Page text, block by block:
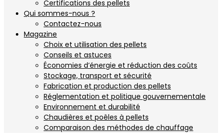
Certifications des pellets
Qui sommes-nous ?
Contactez-nous
Magazine
Choix et utilisation des pellets
Conseils et astuces
Économies d’énergie et réduction des coûts
Stockage, transport et sécurité
Fabrication et production des pellets
Réglementation et politique gouvernementale
Environnement et durabilité
Chaudières et poêles à pellets
Comparaison des méthodes de chauffage